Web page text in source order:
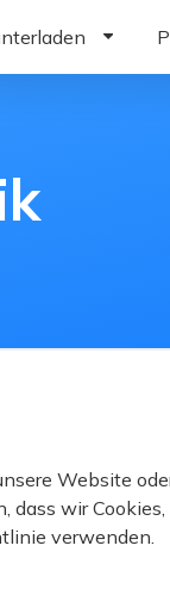
herunterladen
Website
dass wir
verwenden.